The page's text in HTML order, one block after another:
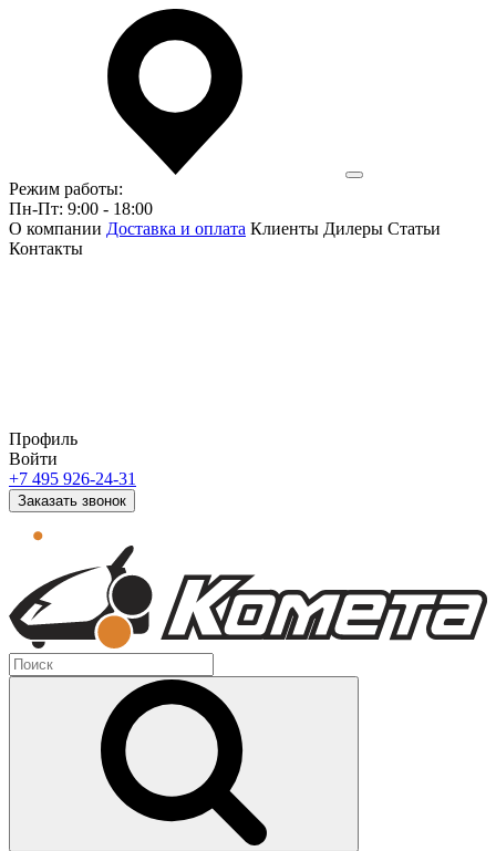
Режим работы:
Пн-Пт: 9:00 - 18:00
О компании Доставка и оплата Клиенты Дилеры Статьи
Контакты
Профиль
Войти
+7 495 926-24-31
Заказать звонок